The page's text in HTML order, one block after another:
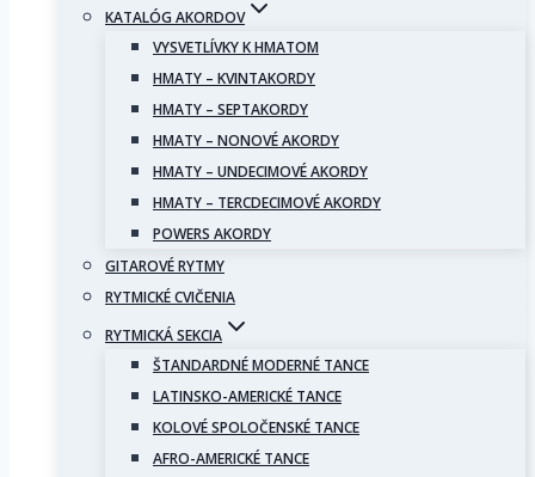
KATALÓG AKORDOV
VYSVETLÍVKY K HMATOM
HMATY – KVINTAKORDY
HMATY – SEPTAKORDY
HMATY – NONOVÉ AKORDY
HMATY – UNDECIMOVÉ AKORDY
HMATY – TERCDECIMOVÉ AKORDY
POWERS AKORDY
GITAROVÉ RYTMY
RYTMICKÉ CVIČENIA
RYTMICKÁ SEKCIA
ŠTANDARDNÉ MODERNÉ TANCE
LATINSKO-AMERICKÉ TANCE
KOLOVÉ SPOLOČENSKÉ TANCE
AFRO-AMERICKÉ TANCE